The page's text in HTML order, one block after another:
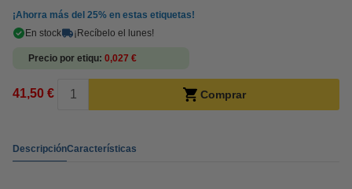
¡Ahorra más del 25% en estas etiquetas!
En stock
¡Recíbelo el lunes!
Precio por etiqu 0,027 €
41,50 € Comprar
DescripciónCaracterísticas